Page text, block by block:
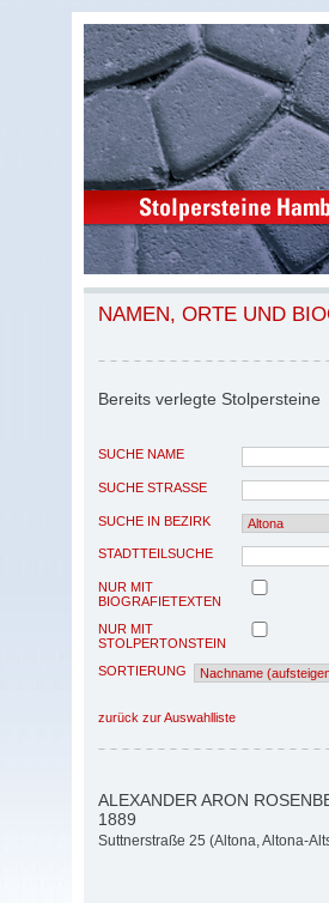
NAMEN, ORTE UND
Bereits verlegte Stolpersteine
SUCHE NAME
SUCHE STRASSE
SUCHE IN BEZIRK
STADTTEILSUCHE
NUR MIT
BIOGRAFIETEXTEN
NUR MIT
STOLPERTONSTEIN
SORTIERUNG
zurück zur Auswahlliste
ALEXANDER ARON
1889
Suttnerstraße 25 (Altona, Altona-